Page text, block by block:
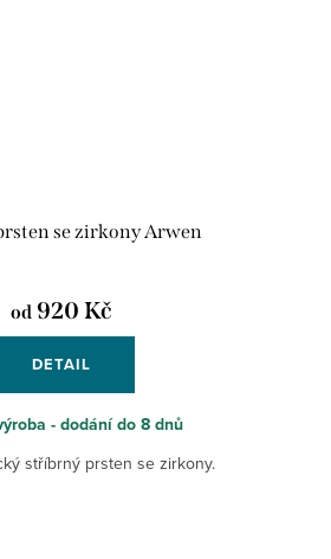
se zirkony Arwen
od 920 Kč
DETAIL
- dodání do 8 dnů
stříbrný prsten se zirkony.